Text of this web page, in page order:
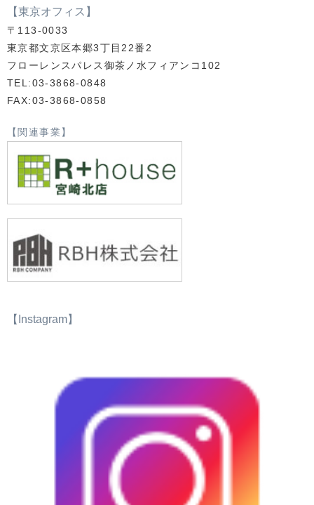
【東京オフィス】
〒113-0033
東京都文京区本郷3丁目22番2
フローレンスパレス御茶ノ水フィアンコ102
TEL:03-3868-0848
FAX:03-3868-0858
【関連事業】
【Instagram】